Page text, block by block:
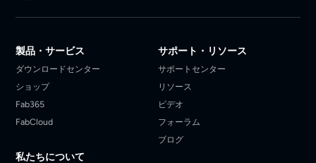
製品・サービス
ダウンロードセンター
ショップ
Fab365
FabCloud
サポート・リソース
サポートセンター
リソース
ビデオ
フォーラム
ブログ
私たちについて